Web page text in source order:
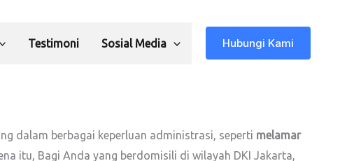
Testimoni Sosial Media Hubungi Kami
dalam berbagai keperluan administrasi, seperti melamar
itu, Bagi Anda yang berdomisili di wilayah DKI Jakarta,